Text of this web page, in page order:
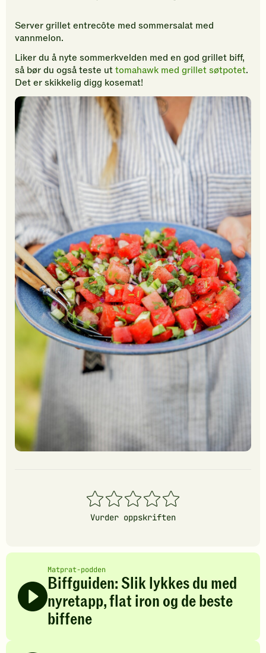
Server grillet entrecôte med sommersalat med
vannmelon.
Liker du å nyte sommerkvelden med en god grillet biff,
så bør du også teste uttomahawk med grillet søtpotet.
Det er skikkelig digg kosemat!
1
stjerner
2
stjerner
3
stjerner
4
stjerner
5
stjerner
Vurder oppskriften
Matprat-podden
Biffguiden: Slik lykkes du med
nyretapp, flat iron og de beste
biffene